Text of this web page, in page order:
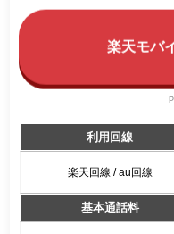
楽天モバ
利用回線
楽天回線 / au回線
基本通話料